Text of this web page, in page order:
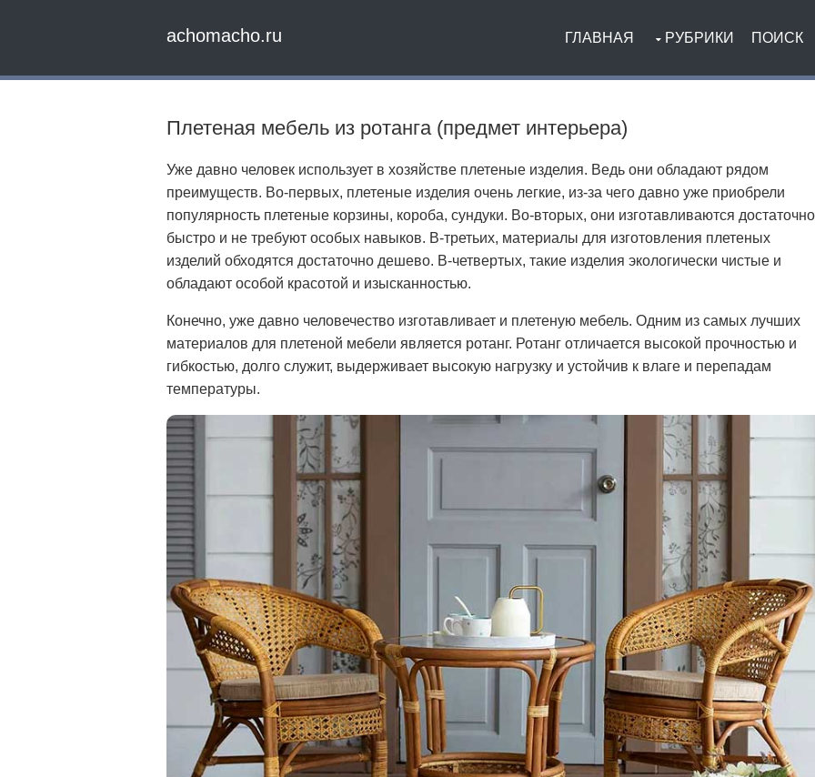
achomacho.ru ГЛАВНАЯ РУБРИКИ ПОИСК
Плетеная мебель из ротанга (предмет интерьера)
Уже давно человек использует в хозяйстве плетеные изделия. Ведь они обладают рядом
преимуществ. Во-первых, плетеные изделия очень легкие, из-за чего давно уже приобрели
популярность плетеные корзины, короба, сундуки. Во-вторых, они изготавливаются достаточно
быстро и не требуют особых навыков. В-третьих, материалы для изготовления плетеных
изделий обходятся достаточно дешево. В-четвертых, такие изделия экологически чистые и
обладают особой красотой и изысканностью.
Конечно, уже давно человечество изготавливает и плетеную мебель. Одним из самых лучших
материалов для плетеной мебели является ротанг. Ротанг отличается высокой прочностью и
гибкостью, долго служит, выдерживает высокую нагрузку и устойчив к влаге и перепадам
температуры.